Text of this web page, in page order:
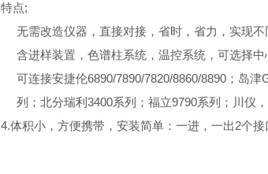
特点;
无需改造仪器，直接对接，省时，省力，实现
含进样装置，色谱柱系统，温控系统，可选择
可连接安捷伦6890/7890/7820/8860/8890；岛
列；北分瑞利3400系列；福立9790系列；川仪
4.体积小，方便携带，安装简单：一进，一出2个接